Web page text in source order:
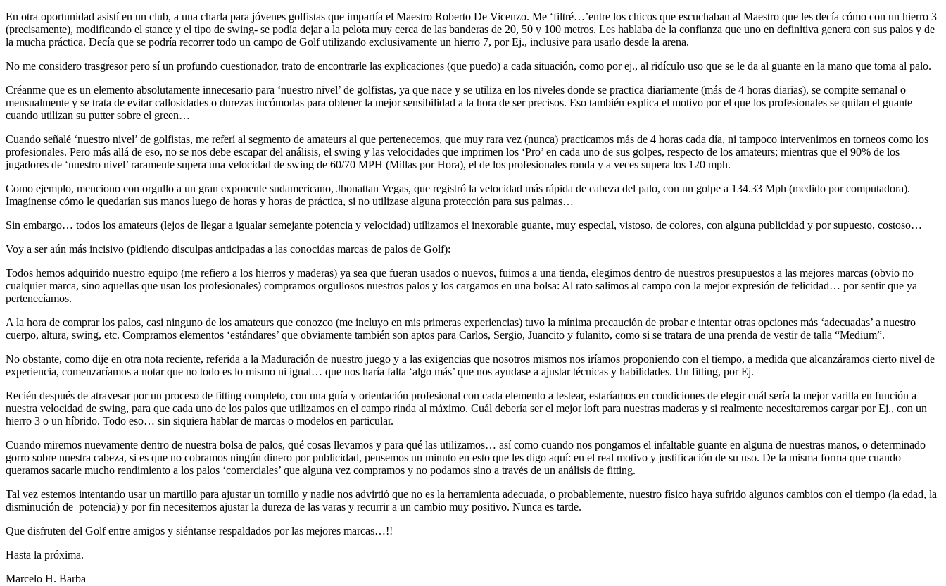
En otra oportunidad asistí en un club, a una charla para jóvenes golfistas que impartía el Maestro Roberto De Vicenzo. Me ‘filtré…’entre los chicos que escuchaban al Maestro que les decía cómo con un hierro 3
(precisamente), modificando el stance y el tipo de swing- se podía dejar a la pelota muy cerca de las banderas de 20, 50 y 100 metros. Les hablaba de la confianza que uno en definitiva genera con sus palos y de
la mucha práctica. Decía que se podría recorrer todo un campo de Golf utilizando exclusivamente un hierro 7, por Ej., inclusive para usarlo desde la arena.
No me considero trasgresor pero sí un profundo cuestionador, trato de encontrarle las explicaciones (que puedo) a cada situación, como por ej., al ridículo uso que se le da al guante en la mano que toma al palo.
Créanme que es un elemento absolutamente innecesario para ‘nuestro nivel’ de golfistas, ya que nace y se utiliza en los niveles donde se practica diariamente (más de 4 horas diarias), se compite semanal o
mensualmente y se trata de evitar callosidades o durezas incómodas para obtener la mejor sensibilidad a la hora de ser precisos. Eso también explica el motivo por el que los profesionales se quitan el guante
cuando utilizan su putter sobre el green…
Cuando señalé ‘nuestro nivel’ de golfistas, me referí al segmento de amateurs al que pertenecemos, que muy rara vez (nunca) practicamos más de 4 horas cada día, ni tampoco intervenimos en torneos como los
profesionales. Pero más allá de eso, no se nos debe escapar del análisis, el swing y las velocidades que imprimen los ‘Pro’ en cada uno de sus golpes, respecto de los amateurs; mientras que el 90% de los
jugadores de ‘nuestro nivel’ raramente supera una velocidad de swing de 60/70 MPH (Millas por Hora), el de los profesionales ronda y a veces supera los 120 mph.
Como ejemplo, menciono con orgullo a un gran exponente sudamericano, Jhonattan Vegas, que registró la velocidad más rápida de cabeza del palo, con un golpe a 134.33 Mph (medido por computadora).
Imagínense cómo le quedarían sus manos luego de horas y horas de práctica, si no utilizase alguna protección para sus palmas…
Sin embargo… todos los amateurs (lejos de llegar a igualar semejante potencia y velocidad) utilizamos el inexorable guante, muy especial, vistoso, de colores, con alguna publicidad y por supuesto, costoso…
Voy a ser aún más incisivo (pidiendo disculpas anticipadas a las conocidas marcas de palos de Golf):
Todos hemos adquirido nuestro equipo (me refiero a los hierros y maderas) ya sea que fueran usados o nuevos, fuimos a una tienda, elegimos dentro de nuestros presupuestos a las mejores marcas (obvio no
cualquier marca, sino aquellas que usan los profesionales) compramos orgullosos nuestros palos y los cargamos en una bolsa: Al rato salimos al campo con la mejor expresión de felicidad… por sentir que ya
pertenecíamos.
A la hora de comprar los palos, casi ninguno de los amateurs que conozco (me incluyo en mis primeras experiencias) tuvo la mínima precaución de probar e intentar otras opciones más ‘adecuadas’ a nuestro
cuerpo, altura, swing, etc. Compramos elementos ‘estándares’ que obviamente también son aptos para Carlos, Sergio, Juancito y fulanito, como si se tratara de una prenda de vestir de talla “Medium”.
No obstante, como dije en otra nota reciente, referida a la Maduración de nuestro juego y a las exigencias que nosotros mismos nos iríamos proponiendo con el tiempo, a medida que alcanzáramos cierto nivel de
experiencia, comenzaríamos a notar que no todo es lo mismo ni igual… que nos haría falta ‘algo más’ que nos ayudase a ajustar técnicas y habilidades. Un fitting, por Ej.
Recién después de atravesar por un proceso de fitting completo, con una guía y orientación profesional con cada elemento a testear, estaríamos en condiciones de elegir cuál sería la mejor varilla en función a
nuestra velocidad de swing, para que cada uno de los palos que utilizamos en el campo rinda al máximo. Cuál debería ser el mejor loft para nuestras maderas y si realmente necesitaremos cargar por Ej., con un
hierro 3 o un híbrido. Todo eso… sin siquiera hablar de marcas o modelos en particular.
Cuando miremos nuevamente dentro de nuestra bolsa de palos, qué cosas llevamos y para qué las utilizamos… así como cuando nos pongamos el infaltable guante en alguna de nuestras manos, o determinado
gorro sobre nuestra cabeza, si es que no cobramos ningún dinero por publicidad, pensemos un minuto en esto que les digo aquí: en el real motivo y justificación de su uso. De la misma forma que cuando
queramos sacarle mucho rendimiento a los palos ‘comerciales’ que alguna vez compramos y no podamos sino a través de un análisis de fitting.
Tal vez estemos intentando usar un martillo para ajustar un tornillo y nadie nos advirtió que no es la herramienta adecuada, o probablemente, nuestro físico haya sufrido algunos cambios con el tiempo (la edad, la
disminución de potencia) y por fin necesitemos ajustar la dureza de las varas y recurrir a un cambio muy positivo. Nunca es tarde.
Que disfruten del Golf entre amigos y siéntanse respaldados por las mejores marcas…!!
Hasta la próxima.
Marcelo H. Barba